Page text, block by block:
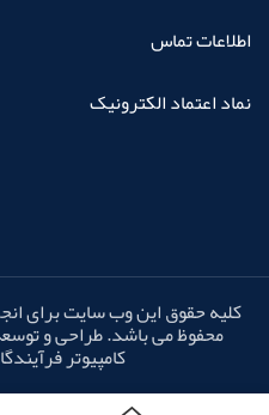
اطلاعات تماس
نماد اعتماد الکترونیک
کلیه حقوق این وب سایت برای
محفوظ می باشد. طراحی و
کامپیوتر